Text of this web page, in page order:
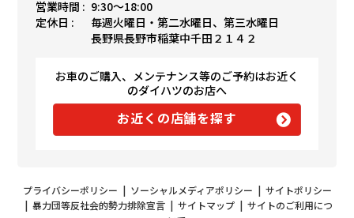
営業時間 : 9:30〜18:00
定休日 :
毎週火曜日・第二水曜日、第三水曜日
長野県長野市稲葉中千田２１４２
お車のご購入、メンテナンス等のご予約はお近く
のダイハツのお店へ
お近くの店舗を探す
プライバシーポリシー | ソーシャルメディアポリシー | サイトポリシー
| 暴力団等反社会的勢力排除宣言| サイトマップ| サイトのご利用につ